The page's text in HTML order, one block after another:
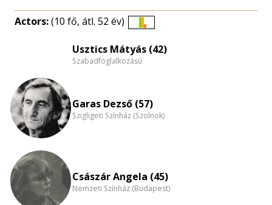
Actors:(10 fő, átl. 52 év)
eloszlás
nagyítása
Usztics Mátyás (42)
Szabadfoglalkozású
Garas Dezső (57)
Szigligeti Színház (Szolnok)
Császár Angela (45)
Nemzeti Színház (Budapest)